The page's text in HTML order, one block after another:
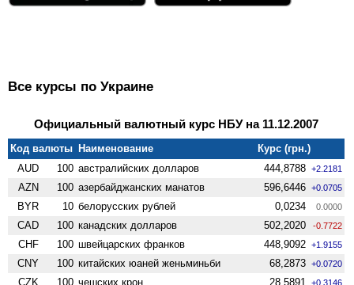
Все курсы по Украине
Официальный валютный курс НБУ на 11.12.2007
Код валюты Наименование
Курс (грн.)
AUD
100 австралийских долларов 444,8788 +2.2181
AZN 100 азербайджанских манатов 596,6446 +0.0705
BYR 10 белорусских рублей 0,0234 0.0000
CAD 100 канадских долларов 502,2020 -0.7722
CHF 100 швейцарских франков 448,9092 +1.9155
CNY 100 китайских юаней женьминьби 68,2873 +0.0720
CZK 100 чешских крон 28,5891 +0.3146